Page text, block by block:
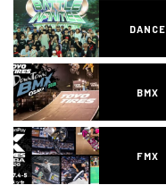
DANCE
BMX
FMX